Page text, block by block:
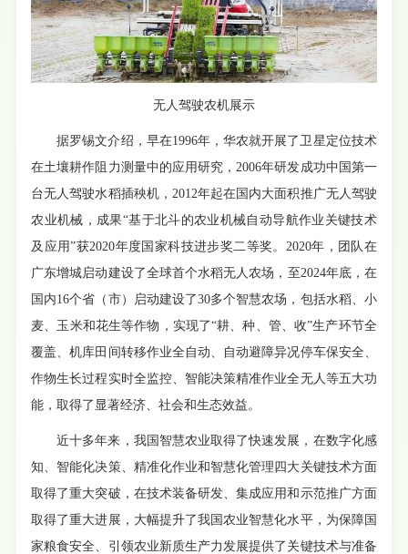
无人驾驶农机展示
据罗锡文介绍，早在1996年，华农就开展了卫星定位技术
在土壤耕作阻力测量中的应用研究，2006年研发成功中国第一
台无人驾驶水稻插秧机，2012年起在国内大面积推广无人驾驶
农业机械，成果“基于北斗的农业机械自动导航作业关键技术
及应用”获2020年度国家科技进步奖二等奖。2020年，团队在
广东增城启动建设了全球首个水稻无人农场，至2024年底，在
国内16个省（市）启动建设了30多个智慧农场，包括水稻、小
麦、玉米和花生等作物，实现了“耕、种、管、收”生产环节全
覆盖、机库田间转移作业全自动、自动避障异况停车保安全、
作物生长过程实时全监控、智能决策精准作业全无人等五大功
能，取得了显著经济、社会和生态效益。
近十多年来，我国智慧农业取得了快速发展，在数字化感
知、智能化决策、精准化作业和智慧化管理四大关键技术方面
取得了重大突破，在技术装备研发、集成应用和示范推广方面
取得了重大进展，大幅提升了我国农业智慧化水平，为保障国
家粮食安全、引领农业新质生产力发展提供了关键技术与准备